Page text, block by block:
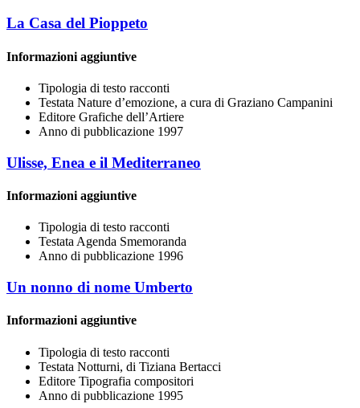
La Casa del Pioppeto
Informazioni aggiuntive
Tipologia di testo racconti
Testata Nature d’emozione, a cura di Graziano Campanini
Editore Grafiche dell’Artiere
Anno di pubblicazione 1997
Ulisse, Enea e il Mediterraneo
Informazioni aggiuntive
Tipologia di testo racconti
Testata Agenda Smemoranda
Anno di pubblicazione 1996
Un nonno di nome Umberto
Informazioni aggiuntive
Tipologia di testo racconti
Testata Notturni, di Tiziana Bertacci
Editore Tipografia compositori
Anno di pubblicazione 1995